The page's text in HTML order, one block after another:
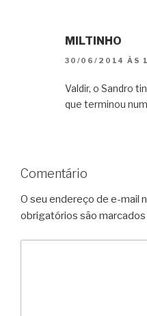
MILTINHO
30/06/2014 ÀS
Valdir, o Sandro
que terminou
Comentário
O seu endereço de e-mail
obrigatórios são